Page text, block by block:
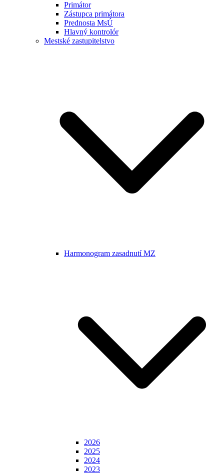
Primátor
Zástupca primátora
Prednosta MsÚ
Hlavný kontrolór
Mestské zastupitelstvo
Harmonogram zasadnutí MZ
2026
2025
2024
2023